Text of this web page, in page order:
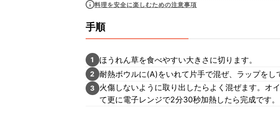
料理を安全に楽しむための注意事項
手順
1 ほうれん草を食べやすい大きさに切ります。
2 耐熱ボウルに(A)をいれて片手で混ぜ、ラップをし
3
火傷しないように取り出したらよく混ぜます。オ
て更に電子レンジで2分30秒加熱したら完成です。